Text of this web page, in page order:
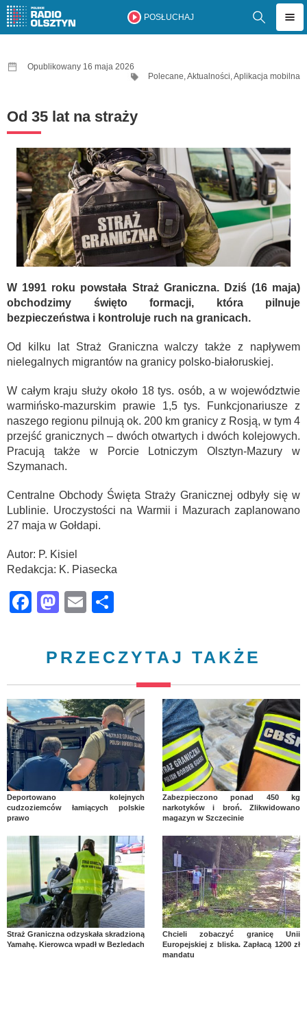
POSŁUCHAJ
Opublikowany 16 maja 2026
Polecane,Aktualności,Aplikacja mobilna
Od 35 lat na straży
W 1991 roku powstała Straż Graniczna. Dziś (16 maja)
obchodzimy święto formacji, która pilnuje
bezpieczeństwa i kontroluje ruch na granicach.
Od kilku lat Straż Graniczna walczy także z napływem
nielegalnych migrantów na granicy polsko-białoruskiej.
W całym kraju służy około 18 tys. osób, a w województwie
warmińsko-mazurskim prawie 1,5 tys. Funkcjonariusze z
naszego regionu pilnują ok. 200 km granicy z Rosją, w tym 4
przejść granicznych – dwóch otwartych i dwóch kolejowych.
Pracują także w Porcie Lotniczym Olsztyn-Mazury w
Szymanach.
Centralne Obchody Święta Straży Granicznej odbyły się w
Lublinie. Uroczystości na Warmii i Mazurach zaplanowano
27 maja w Gołdapi.
Autor: P. Kisiel
Redakcja: K. Piasecka
Facebook
Mastodon
Email
PRZECZYTAJ TAKŻE
Deportowano kolejnych
cudzoziemców łamiących polskie
prawo
Zabezpieczono ponad 450 kg
narkotyków i broń. Zlikwidowano
magazyn w Szczecinie
Straż Graniczna odzyskała skradzioną
Yamahę. Kierowca wpadł w Bezledach
Chcieli zobaczyć granicę Unii
Europejskiej z bliska. Zapłacą 1200 zł
mandatu